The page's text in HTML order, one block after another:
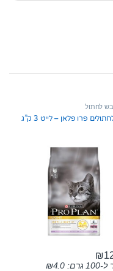
לחתול
פרו פלאן – לייט 3 ק”ג
₪
גרם: ₪4.0